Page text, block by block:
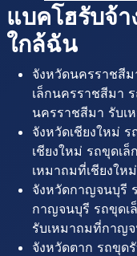
แบคโฮรับจ้า
ใกล้ฉัน
จังหวัดนครราชสี
เล็กนครราชสีมา
นครราชสีมา รับเ
จังหวัดเชียงใหม่
เชียงใหม่ รถขุดเล็
เหมาถมที่เชียงใหม่
จังหวัดกาญจนบุรี
กาญจนบุรี รถขุดเ
รับเหมาถมที่กาญ
จังหวัดตาก รถขุด